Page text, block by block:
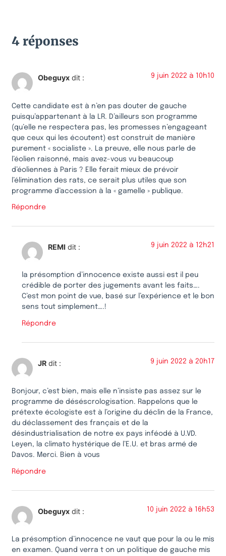
4 réponses
Obeguyx dit : 9 juin 2022 à 10h10
Cette candidate est à n’en pas douter de gauche
puisqu’appartenant à la LR. D’ailleurs son programme
(qu’elle ne respectera pas, les promesses n’engageant
que ceux qui les écoutent) est construit de manière
purement « socialiste ». La preuve, elle nous parle de
l’éolien raisonné, mais avez-vous vu beaucoup
d’éoliennes à Paris ? Elle ferait mieux de prévoir
l’élimination des rats, ce serait plus utiles que son
programme d’accession à la « gamelle » publique.
Répondre
REMI dit : 9 juin 2022 à 12h21
la présomption d’innocence existe aussi est il peu
crédible de porter des jugements avant les faits….
C’est mon point de vue, basé sur l’expérience et le bon
sens tout simplement….!
Répondre
JR dit : 9 juin 2022 à 20h17
Bonjour, c’est bien, mais elle n’insiste pas assez sur le
programme de déséscrologisation. Rappelons que le
prétexte écologiste est à l’origine du déclin de la France,
du déclassement des français et de la
désindustrialisation de notre ex pays inféodé à U.VD.
Leyen, la climato hystérique de l’E.U. et bras armé de
Davos. Merci. Bien à vous
Répondre
Obeguyx dit : 10 juin 2022 à 16h53
La présomption d’innocence ne vaut que pour la ou le mis
en examen. Quand verra t on un politique de gauche mis